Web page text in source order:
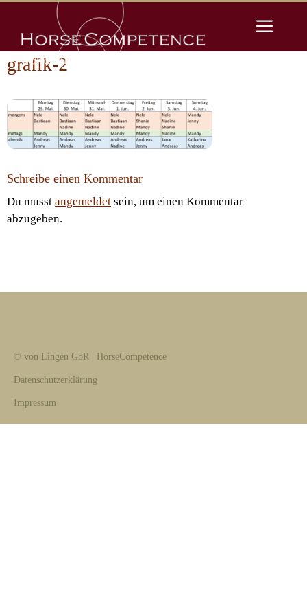
springen
grafik-2
Schreibe einen Kommentar
Du musst angemeldet sein, um einen Kommentar
abzugeben.
© von Lingen GbR | HorseCompetence
Datenschutzerklärung
Impressum